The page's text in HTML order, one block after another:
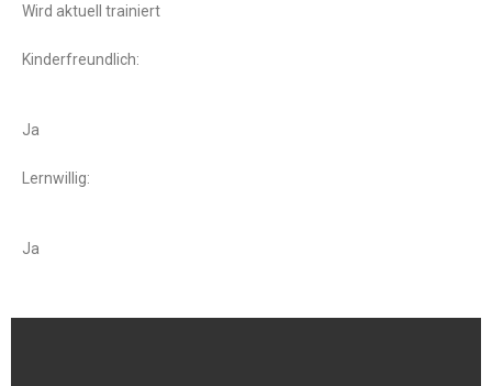
Wird aktuell trainiert
Kinderfreundlich:
Ja
Lernwillig:
Ja